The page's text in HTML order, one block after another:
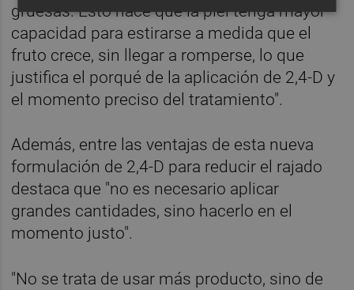
gruesas. Esto hace que la piel tenga mayor
capacidad para estirarse a medida que el
fruto crece, sin llegar a romperse, lo que
justifica el porqué de la aplicación de 2,4-D y
el momento preciso del tratamiento".
Además, entre las ventajas de esta nueva
formulación de 2,4-D para reducir el rajado
destaca que "no es necesario aplicar
grandes cantidades, sino hacerlo en el
momento justo".
"No se trata de usar más producto, sino de